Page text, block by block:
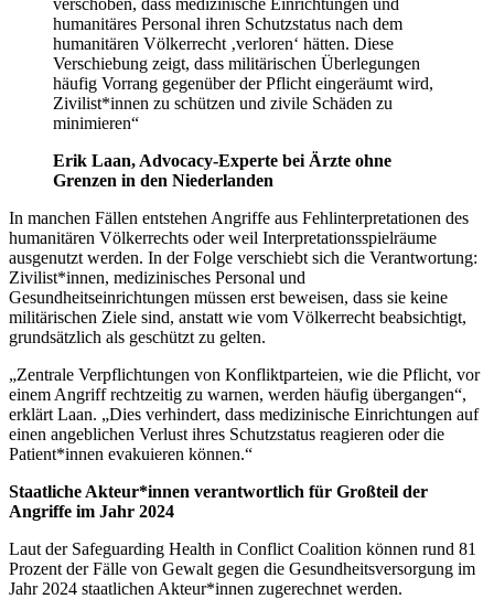
verschoben, dass medizinische Einrichtungen und
humanitäres Personal ihren Schutzstatus nach dem
humanitären Völkerrecht ‚verloren‘ hätten. Diese
Verschiebung zeigt, dass militärischen Überlegungen
häufig Vorrang gegenüber der Pflicht eingeräumt wird,
Zivilist*innen zu schützen und zivile Schäden zu
minimieren“
Erik Laan, Advocacy-Experte bei Ärzte ohne
Grenzen in den Niederlanden
In manchen Fällen entstehen Angriffe aus Fehlinterpretationen des
humanitären Völkerrechts oder weil Interpretationsspielräume
ausgenutzt werden. In der Folge verschiebt sich die Verantwortung:
Zivilist*innen, medizinisches Personal und
Gesundheitseinrichtungen müssen erst beweisen, dass sie keine
militärischen Ziele sind, anstatt wie vom Völkerrecht beabsichtigt,
grundsätzlich als geschützt zu gelten.
„Zentrale Verpflichtungen von Konfliktparteien, wie die Pflicht, vor
einem Angriff rechtzeitig zu warnen, werden häufig übergangen“,
erklärt Laan. „Dies verhindert, dass medizinische Einrichtungen auf
einen angeblichen Verlust ihres Schutzstatus reagieren oder die
Patient*innen evakuieren können.“
Staatliche Akteur*innen verantwortlich für Großteil der
Angriffe im Jahr 2024
Laut der Safeguarding Health in Conflict Coalition können rund 81
Prozent der Fälle von Gewalt gegen die Gesundheitsversorgung im
Jahr 2024 staatlichen Akteur*innen zugerechnet werden.